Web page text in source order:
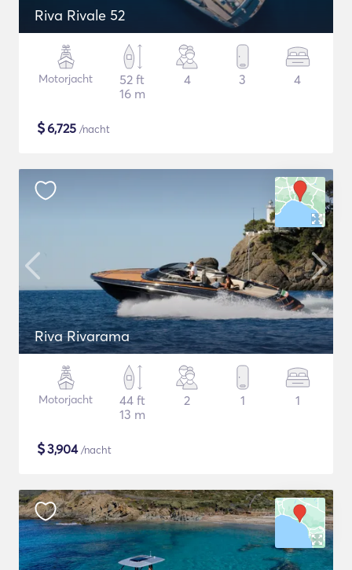
Riva Rivale 52
Motorjacht
52 ft
16 m
4 3 4
$6,725 /nacht
Riva Rivarama
Motorjacht
44 ft
13 m
2 1 1
$3,904/nacht